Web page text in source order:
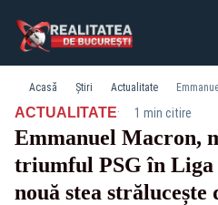
Acasă Știri Actualitate
ACTUALITATE· 1 min citire
Emmanuel Macron,
triumful PSG în
nouă stea strălucește